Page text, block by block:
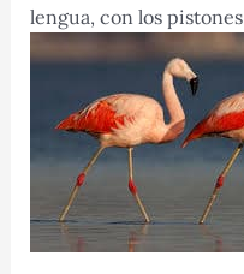
lengua, con los